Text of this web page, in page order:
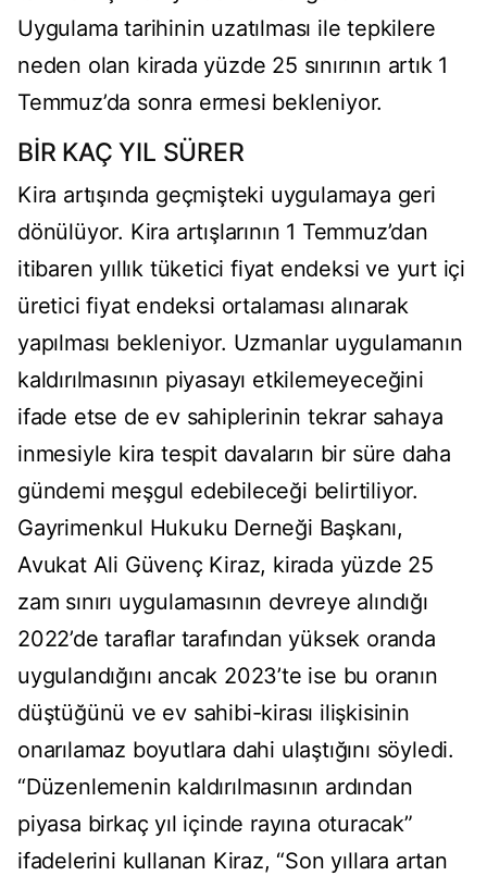
Uygulama tarihinin uzatılması ile tepkilere
neden olan kirada yüzde 25 sınırının artık 1
Temmuz’da sonra ermesi bekleniyor.
BİR KAÇ YIL SÜRER
Kira artışında geçmişteki uygulamaya geri
dönülüyor. Kira artışlarının 1 Temmuz’dan
itibaren yıllık tüketici fiyat endeksi ve yurt içi
üretici fiyat endeksi ortalaması alınarak
yapılması bekleniyor. Uzmanlar uygulamanın
kaldırılmasının piyasayı etkilemeyeceğini
ifade etse de ev sahiplerinin tekrar sahaya
inmesiyle kira tespit davaların bir süre daha
gündemi meşgul edebileceği belirtiliyor.
Gayrimenkul Hukuku Derneği Başkanı,
Avukat Ali Güvenç Kiraz, kirada yüzde 25
zam sınırı uygulamasının devreye alındığı
2022’de taraflar tarafından yüksek oranda
uygulandığını ancak 2023’te ise bu oranın
düştüğünü ve ev sahibi-kirası ilişkisinin
onarılamaz boyutlara dahi ulaştığını söyledi.
“Düzenlemenin kaldırılmasının ardından
piyasa birkaç yıl içinde rayına oturacak”
ifadelerini kullanan Kiraz, “Son yıllara artan